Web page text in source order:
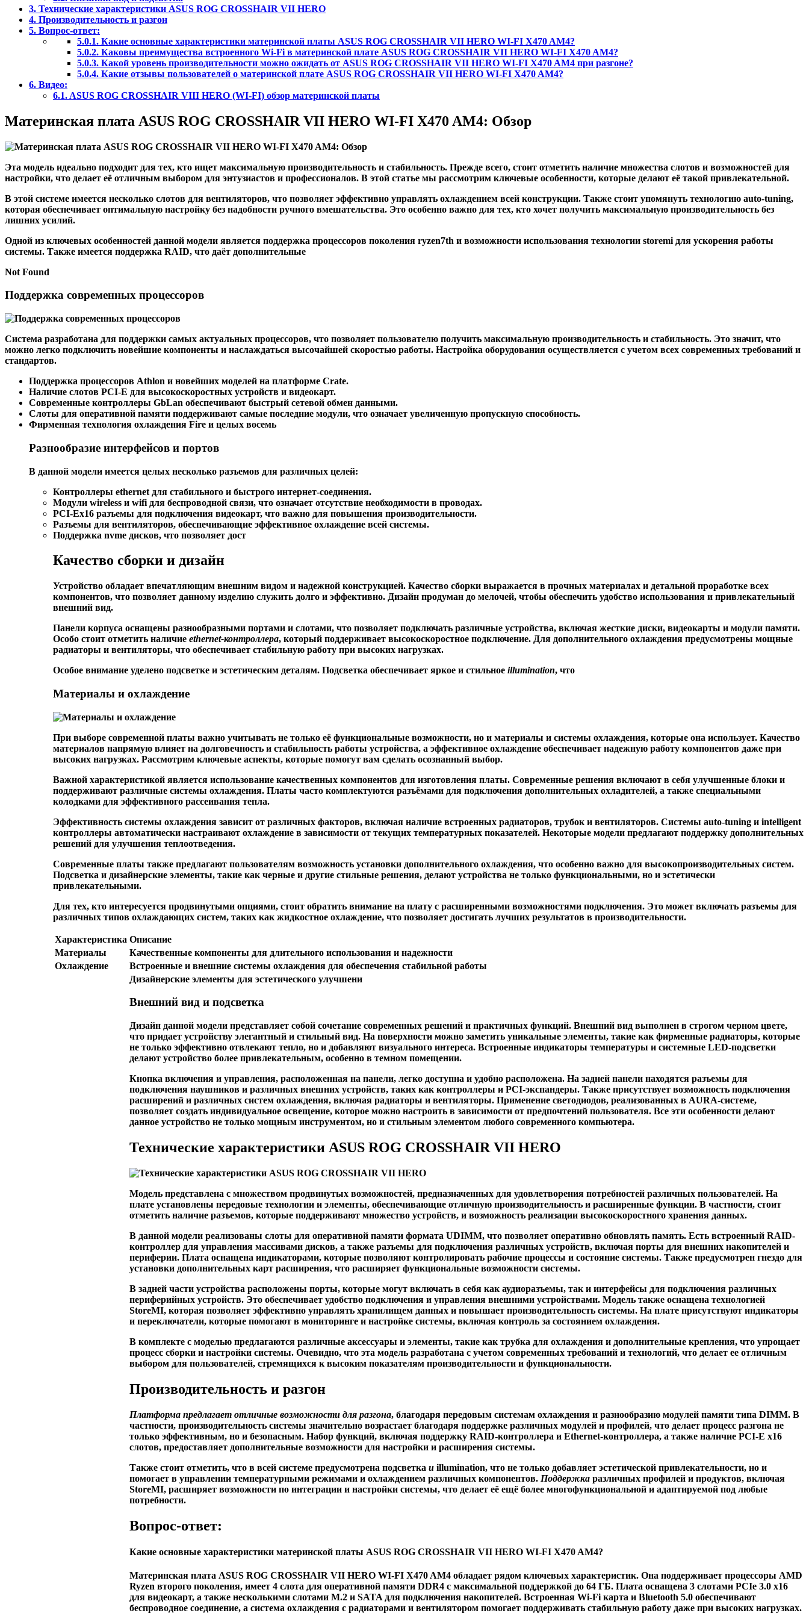
3. Технические характеристики ASUS ROG CROSSHAIR VII HERO
4. Производительность и разгон
5. Вопрос-ответ:
5.0.1. Какие основные характеристики материнской платы ASUS ROG CROSSHAIR VII HERO WI-FI X470 AM4?
5.0.2. Каковы преимущества встроенного Wi-Fi в материнской плате ASUS ROG CROSSHAIR VII HERO WI-FI X470 AM4?
5.0.3. Какой уровень производительности можно ожидать от ASUS ROG CROSSHAIR VII HERO WI-FI X470 AM4 при разгоне?
5.0.4. Какие отзывы пользователей о материнской плате ASUS ROG CROSSHAIR VII HERO WI-FI X470 AM4?
6. Видео:
6.1. ASUS ROG CROSSHAIR VIII HERO (WI-FI) обзор материнской платы
Материнская плата ASUS ROG CROSSHAIR VII HERO WI-FI X470 AM4: Обзор
Эта модель идеально подходит для тех, кто ищет максимальную производительность и стабильность. Прежде всего, стоит отметить наличие множества слотов и возможностей для
настройки, что делает её отличным выбором для энтузиастов и профессионалов. В этой статье мы рассмотрим ключевые особенности, которые делают её такой привлекательной.
В этой системе имеется несколько слотов для вентиляторов, что позволяет эффективно управлять охлаждением всей конструкции. Также стоит упомянуть технологию auto-tuning,
которая обеспечивает оптимальную настройку без надобности ручного вмешательства. Это особенно важно для тех, кто хочет получить максимальную производительность без
лишних усилий.
Одной из ключевых особенностей данной модели является поддержка процессоров поколения ryzen7th и возможности использования технологии storemi для ускорения работы
системы. Также имеется поддержка RAID, что даёт дополнительные
Not Found
Поддержка современных процессоров
Система разработана для поддержки самых актуальных процессоров, что позволяет пользователю получить максимальную производительность и стабильность. Это значит, что
можно легко подключить новейшие компоненты и наслаждаться высочайшей скоростью работы. Настройка оборудования осуществляется с учетом всех современных требований и
стандартов.
Поддержка процессоров Athlon и новейших моделей на платформе Crate.
Наличие слотов PCI-E для высокоскоростных устройств и видеокарт.
Современные контроллеры GbLan обеспечивают быстрый сетевой обмен данными.
Слоты для оперативной памяти поддерживают самые последние модули, что означает увеличенную пропускную способность.
Фирменная технология охлаждения Fire и целых восемь
Разнообразие интерфейсов и портов
В данной модели имеется целых несколько разъемов для различных целей:
Контроллеры ethernet для стабильного и быстрого интернет-соединения.
Модули wireless и wifi для беспроводной связи, что означает отсутствие необходимости в проводах.
PCI-Ex16 разъемы для подключения видеокарт, что важно для повышения производительности.
Разъемы для вентиляторов, обеспечивающие эффективное охлаждение всей системы.
Поддержка nvme дисков, что позволяет дост
Качество сборки и дизайн
Устройство обладает впечатляющим внешним видом и надежной конструкцией. Качество сборки выражается в прочных материалах и детальной проработке всех
компонентов, что позволяет данному изделию служить долго и эффективно. Дизайн продуман до мелочей, чтобы обеспечить удобство использования и привлекательный
внешний вид.
Панели корпуса оснащены разнообразными портами и слотами, что позволяет подключать различные устройства, включая жесткие диски, видеокарты и модули памяти.
Особо стоит отметить наличие ethernet-контроллера, который поддерживает высокоскоростное подключение. Для дополнительного охлаждения предусмотрены мощные
радиаторы и вентиляторы, что обеспечивает стабильную работу при высоких нагрузках.
Особое внимание уделено подсветке и эстетическим деталям. Подсветка обеспечивает яркое и стильное illumination, что
Материалы и охлаждение
При выборе современной платы важно учитывать не только её функциональные возможности, но и материалы и системы охлаждения, которые она использует. Качество
материалов напрямую влияет на долговечность и стабильность работы устройства, а эффективное охлаждение обеспечивает надежную работу компонентов даже при
высоких нагрузках. Рассмотрим ключевые аспекты, которые помогут вам сделать осознанный выбор.
Важной характеристикой является использование качественных компонентов для изготовления платы. Современные решения включают в себя улучшенные блоки и
поддерживают различные системы охлаждения. Платы часто комплектуются разъёмами для подключения дополнительных охладителей, а также специальными
колодками для эффективного рассеивания тепла.
Эффективность системы охлаждения зависит от различных факторов, включая наличие встроенных радиаторов, трубок и вентиляторов. Системы auto-tuning и intelligent
контроллеры автоматически настраивают охлаждение в зависимости от текущих температурных показателей. Некоторые модели предлагают поддержку дополнительных
решений для улучшения теплоотведения.
Современные платы также предлагают пользователям возможность установки дополнительного охлаждения, что особенно важно для высокопроизводительных систем.
Подсветка и дизайнерские элементы, такие как черные и другие стильные решения, делают устройства не только функциональными, но и эстетически
привлекательными.
Для тех, кто интересуется продвинутыми опциями, стоит обратить внимание на плату с расширенными возможностями подключения. Это может включать разъемы для
различных типов охлаждающих систем, таких как жидкостное охлаждение, что позволяет достигать лучших результатов в производительности.
Характеристика Описание
Материалы
Качественные компоненты для длительного использования и надежности
Охлаждение
Встроенные и внешние системы охлаждения для обеспечения стабильной работы
Дизайнерские элементы для эстетического улучшени
Внешний вид и подсветка
Дизайн данной модели представляет собой сочетание современных решений и практичных функций. Внешний вид выполнен в строгом черном цвете,
что придает устройству элегантный и стильный вид. На поверхности можно заметить уникальные элементы, такие как фирменные радиаторы, которые
не только эффективно отвлекают тепло, но и добавляют визуального интереса. Встроенные индикаторы температуры и системные LED-подсветки
делают устройство более привлекательным, особенно в темном помещении.
Кнопка включения и управления, расположенная на панели, легко доступна и удобно расположена. На задней панели находятся разъемы для
подключения наушников и различных внешних устройств, таких как контроллеры и PCI-экспандеры. Также присутствует возможность подключения
расширений и различных систем охлаждения, включая радиаторы и вентиляторы. Применение светодиодов, реализованных в AURA-системе,
позволяет создать индивидуальное освещение, которое можно настроить в зависимости от предпочтений пользователя. Все эти особенности делают
данное устройство не только мощным инструментом, но и стильным элементом любого современного компьютера.
Технические характеристики ASUS ROG CROSSHAIR VII HERO
Модель представлена с множеством продвинутых возможностей, предназначенных для удовлетворения потребностей различных пользователей. На
плате установлены передовые технологии и элементы, обеспечивающие отличную производительность и расширенные функции. В частности, стоит
отметить наличие разъемов, которые поддерживают множество устройств, и возможность реализации высокоскоростного хранения данных.
В данной модели реализованы слоты для оперативной памяти формата UDIMM, что позволяет оперативно обновлять память. Есть встроенный RAID-
контроллер для управления массивами дисков, а также разъемы для подключения различных устройств, включая порты для внешних накопителей и
периферии. Плата оснащена индикаторами, которые позволяют контролировать рабочие процессы и состояние системы. Также предусмотрен гнездо для
установки дополнительных карт расширения, что расширяет функциональные возможности системы.
В задней части устройства расположены порты, которые могут включать в себя как аудиоразъемы, так и интерфейсы для подключения различных
периферийных устройств. Это обеспечивает удобство подключения и управления внешними устройствами. Модель также оснащена технологией
StoreMI, которая позволяет эффективно управлять хранилищем данных и повышает производительность системы. На плате присутствуют индикаторы
и переключатели, которые помогают в мониторинге и настройке системы, включая контроль за состоянием охлаждения.
В комплекте с моделью предлагаются различные аксессуары и элементы, такие как трубка для охлаждения и дополнительные крепления, что упрощает
процесс сборки и настройки системы. Очевидно, что эта модель разработана с учетом современных требований и технологий, что делает ее отличным
выбором для пользователей, стремящихся к высоким показателям производительности и функциональности.
Производительность и разгон
Платформа предлагает отличные возможности для разгона, благодаря передовым системам охлаждения и разнообразию модулей памяти типа DIMM. В
частности, производительность системы значительно возрастает благодаря поддержке различных модулей и профилей, что делает процесс разгона не
только эффективным, но и безопасным. Набор функций, включая поддержку RAID-контроллера и Ethernet-контроллера, а также наличие PCI-E x16
слотов, предоставляет дополнительные возможности для настройки и расширения системы.
Также стоит отметить, что в всей системе предусмотрена подсветка и illumination, что не только добавляет эстетической привлекательности, но и
помогает в управлении температурными режимами и охлаждением различных компонентов. Поддержка различных профилей и продуктов, включая
StoreMI, расширяет возможности по интеграции и настройки системы, что делает её ещё более многофункциональной и адаптируемой под любые
потребности.
Вопрос-ответ:
Какие основные характеристики материнской платы ASUS ROG CROSSHAIR VII HERO WI-FI X470 AM4?
Материнская плата ASUS ROG CROSSHAIR VII HERO WI-FI X470 AM4 обладает рядом ключевых характеристик. Она поддерживает процессоры AMD
Ryzen второго поколения, имеет 4 слота для оперативной памяти DDR4 с максимальной поддержкой до 64 ГБ. Плата оснащена 3 слотами PCIe 3.0 x16
для видеокарт, а также несколькими слотами M.2 и SATA для подключения накопителей. Встроенная Wi-Fi карта и Bluetooth 5.0 обеспечивают
беспроводное соединение, а система охлаждения с радиаторами и вентилятором помогает поддерживать стабильную работу даже при высоких нагрузках.